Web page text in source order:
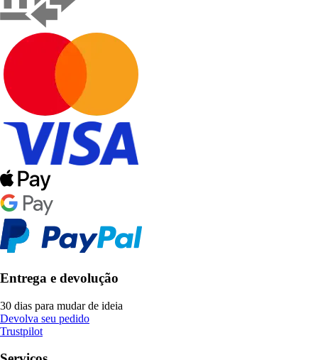
Entrega e devolução
30 dias para mudar de ideia
Devolva seu pedido
Trustpilot